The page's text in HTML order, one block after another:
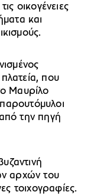
οικογένειες
και
που
Μαυρίλο
την πηγή
αρχών του
τοιχογραφίες.